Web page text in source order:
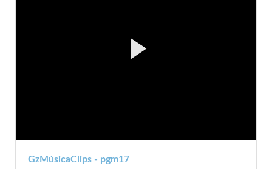
GzMúsicaClips - pgm17